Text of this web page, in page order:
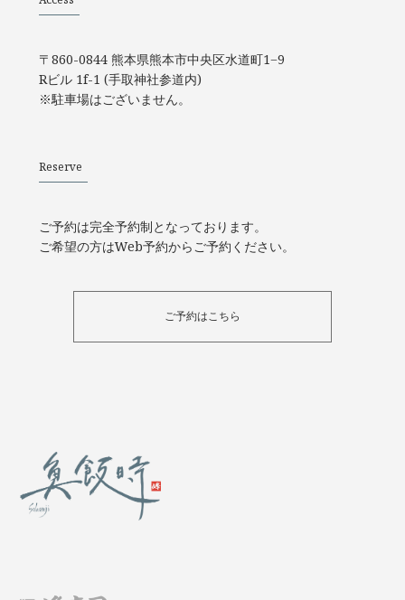
〒860-0844 熊本県熊本市中央区水道町1−9
Rビル 1f-1 (手取神社参道内)
※駐車場はございません。
Reserve
ご予約は完全予約制となっております。
ご希望の方はWeb予約からご予約ください。
ご予約はこちら